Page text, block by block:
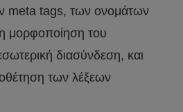
meta tags, των ονομάτων
μορφοποίηση του
διασύνδεση, και
των λέξεων